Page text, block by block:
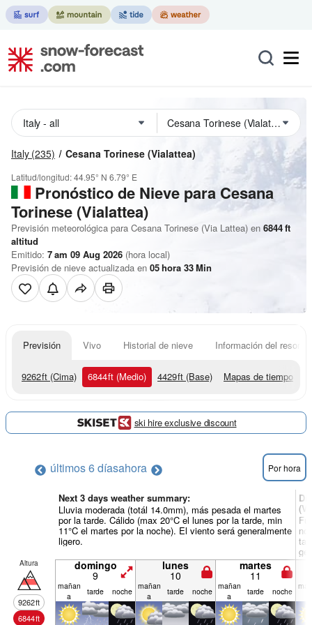
Italy (235) Cesana Torinese (Vialattea)
Latitud/longitud:44.95° N 6.79° E
Pronóstico de Nieve para Cesana
Torinese (Vialattea)
Previsión meteorológica para Cesana Torinese (Via Lattea) en 6844ft
altitud
Emitido: 7 am 09 Aug 2026 (hora local)
Previsión de nieve actualizada en 05hora 33Min
Previsión Vivo Historial de nieve Información del resort
9262ft (Cima) 6844ft (Medio) 4429ft (Base) Mapas de tiempo
ski hire exclusive discount
últimos 6 díasahora Por hora
Next 3 days weather summary:
Lluvia moderada (totál 14.0mm), más pesada el martes
por la tarde. Cálido (max 20°C el lunes por la tarde, min
11°C el martes por la noche). El viento será generalmente
ligero.
Altura
9262ft
6844ft
domingo
9
lunes
10
martes
11
mañan
a
tarde noche mañan
a
tarde noche mañan
a
tarde noche